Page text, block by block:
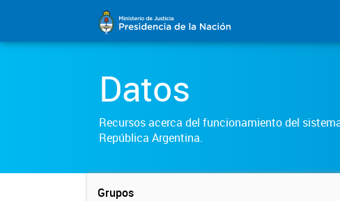
Datos
Recursos acerca del funcionamiento del
República Argentina.
Grupos